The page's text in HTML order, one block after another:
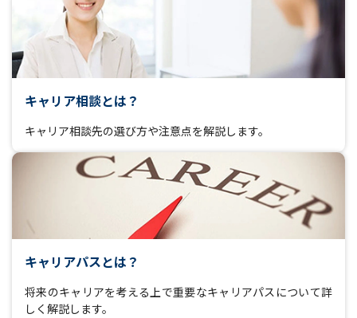
キャリア相談とは？
キャリア相談先の選び方や注意点を解説します。
キャリアパスとは？
将来のキャリアを考える上で重要なキャリアパスについて詳
しく解説します。